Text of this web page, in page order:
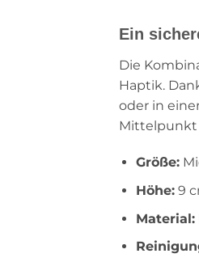
Ein
Die
Haptik.
oder in
Mittelpunkt
Größe:
Höhe:9
Material: